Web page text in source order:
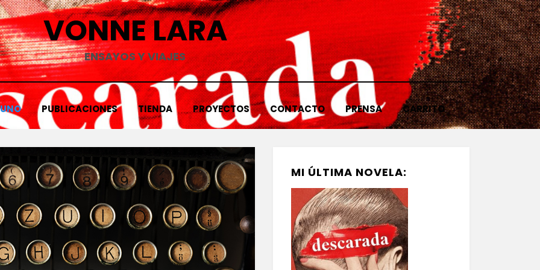
VONNE LARA
ENSAYOS Y VIAJES
PUBLICACIONES TIENDA PROYECTOS CONTACTO PRENSA CARRITO
MI ÚLTIMA NOVELA: